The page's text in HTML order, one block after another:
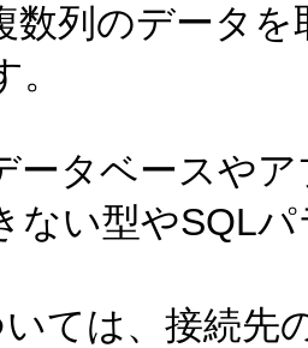
数列のデータ
ータベースや
ない型やSQL
ては、接続先